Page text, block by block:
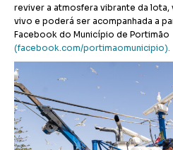
reviver a atmosfera vibrante da lota,
vivo e poderá ser acompanhada a
Facebook do Município de Portimão
(facebook.com/portimaomunicipio).